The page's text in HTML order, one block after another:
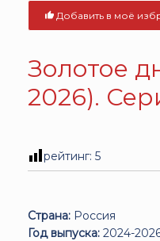
Добавить в моё
Золотое
2026).
рейтинг: 5
Страна: Россия
Год выпуска: 2024-